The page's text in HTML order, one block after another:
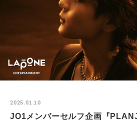
2025.01.10
JO1メンバーセルフ企画『